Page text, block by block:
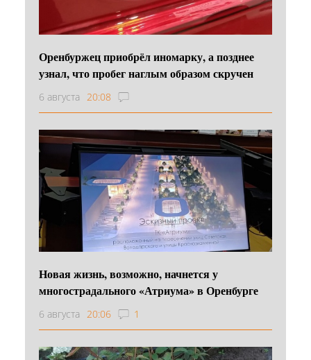
Оренбуржец приобрёл иномарку, а позднее
узнал, что пробег наглым образом скручен
6 августа 20:08
Новая жизнь, возможно, начнется у
многострадального «Атриума» в Оренбурге
6 августа 20:06 1